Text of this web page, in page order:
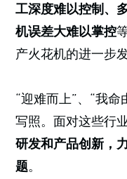
工深度难以控制、
机误差大难以掌控
产火花机的进一步
“迎难而上”、“我
写照。面对这些行
研发和产品创新，
题。